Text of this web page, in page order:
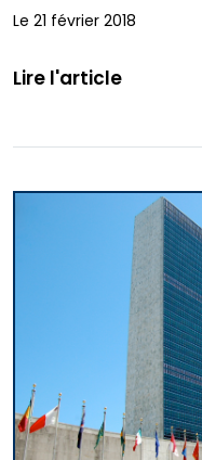
Le 21 février 2018
Lire l'article